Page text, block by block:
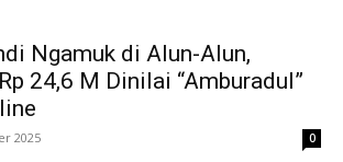
Ngamuk di Alun-Alun,
24,6 M Dinilai “Amburadul”
2025 0